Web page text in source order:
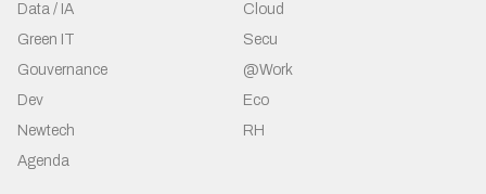
Data / IA
Cloud
Green IT
Secu
Gouvernance
@Work
Dev
Eco
Newtech
RH
Agenda